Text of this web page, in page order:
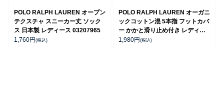
POLO RALPH LAUREN オープン
テクスチャ スニーカー丈 ソック
ス 日本製 レディース 03207965
1,760円(税込)
POLO RALPH LAUREN オーガニ
ックコットン混 5本指 フットカバ
ー かかと滑り止め付き レディー
ス 03207976
1,980円(税込)